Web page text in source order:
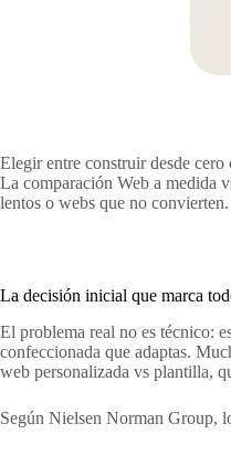
Elegir entre construir desde
La comparación Web a medida
lentos o webs que no convierten.
La decisión inicial que marca
El problema real no es técnico:
confeccionada que adaptas.
web personalizada vs plantilla,
Según Nielsen Norman Group,